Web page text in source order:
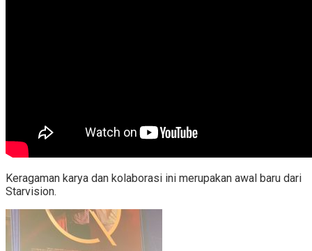
Keragaman karya dan kolaborasi ini merupakan awal baru dari
Starvision.